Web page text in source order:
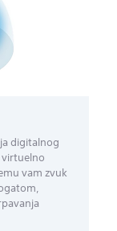
digitalnog
vam zvuk